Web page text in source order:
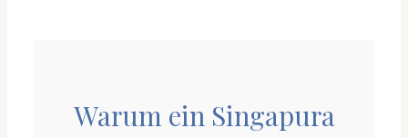
Warum ein Singapura